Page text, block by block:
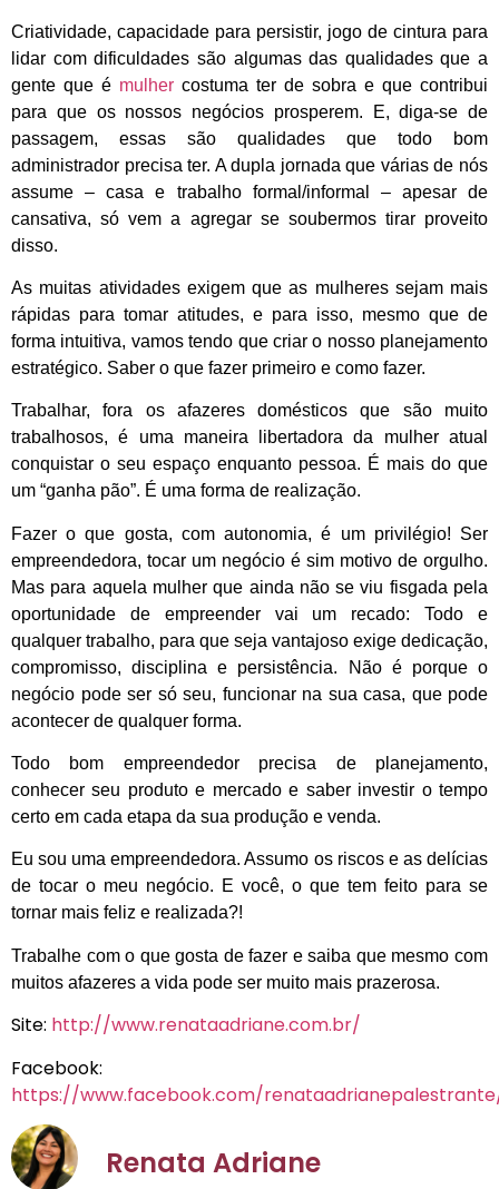
Criatividade, capacidade para persistir, jogo de cintura para
lidar com dificuldades são algumas das qualidades que a
gente que é mulher costuma ter de sobra e que contribui
para que os nossos negócios prosperem. E, diga-se de
passagem, essas são qualidades que todo bom
administrador precisa ter. A dupla jornada que várias de nós
assume – casa e trabalho formal/informal – apesar de
cansativa, só vem a agregar se soubermos tirar proveito
disso.
As muitas atividades exigem que as mulheres sejam mais
rápidas para tomar atitudes, e para isso, mesmo que de
forma intuitiva, vamos tendo que criar o nosso planejamento
estratégico. Saber o que fazer primeiro e como fazer.
Trabalhar, fora os afazeres domésticos que são muito
trabalhosos, é uma maneira libertadora da mulher atual
conquistar o seu espaço enquanto pessoa. É mais do que
um “ganha pão”. É uma forma de realização.
Fazer o que gosta, com autonomia, é um privilégio! Ser
empreendedora, tocar um negócio é sim motivo de orgulho.
Mas para aquela mulher que ainda não se viu fisgada pela
oportunidade de empreender vai um recado: Todo e
qualquer trabalho, para que seja vantajoso exige dedicação,
compromisso, disciplina e persistência. Não é porque o
negócio pode ser só seu, funcionar na sua casa, que pode
acontecer de qualquer forma.
Todo bom empreendedor precisa de planejamento,
conhecer seu produto e mercado e saber investir o tempo
certo em cada etapa da sua produção e venda.
Eu sou uma empreendedora. Assumo os riscos e as delícias
de tocar o meu negócio. E você, o que tem feito para se
tornar mais feliz e realizada?!
Trabalhe com o que gosta de fazer e saiba que mesmo com
muitos afazeres a vida pode ser muito mais prazerosa.
Site: http://www.renataadriane.com.br/
Facebook:
https://www.facebook.com/
Renata Adriane